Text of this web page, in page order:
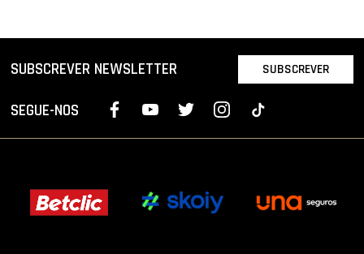
SUBSCREVER NEWSLETTER SUBSCREVER
SEGUE-NOS